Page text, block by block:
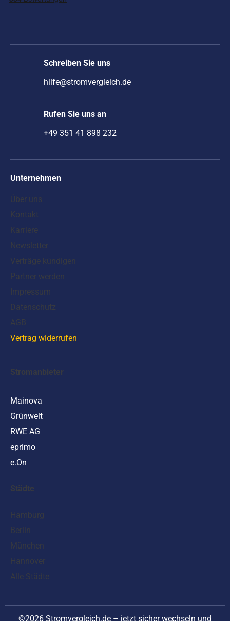
Schreiben Sie uns
hilfe@stromvergleich.de
Rufen Sie uns an
+49 351 41 898 232
Unternehmen
Über uns
Kontakt
Karriere
Newsletter
Verträge kündigen
Partner werden
Impressum
Datenschutz
AGB
Vertrag widerrufen
Stromanbieter
Mainova
Grünwelt
RWE AG
eprimo
e.On
Städte
Hamburg
Berlin
München
Hannover
Alle Städte
©2026 Stromvergleich.de – jetzt sicher wechseln und